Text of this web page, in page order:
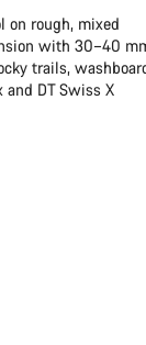
on rough, mixed
with 30–40
trails,
and DT Swiss X